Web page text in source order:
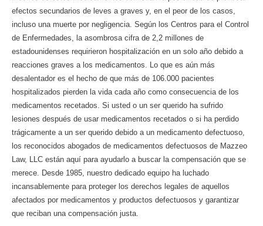
efectos secundarios de leves a graves y, en el peor de los casos,
incluso una muerte por negligencia. Según los Centros para el Control
de Enfermedades, la asombrosa cifra de 2,2 millones de
estadounidenses requirieron hospitalización en un solo año debido a
reacciones graves a los medicamentos. Lo que es aún más
desalentador es el hecho de que más de 106.000 pacientes
hospitalizados pierden la vida cada año como consecuencia de los
medicamentos recetados. Si usted o un ser querido ha sufrido
lesiones después de usar medicamentos recetados o si ha perdido
trágicamente a un ser querido debido a un medicamento defectuoso,
los reconocidos abogados de medicamentos defectuosos de Mazzeo
Law, LLC están aquí para ayudarlo a buscar la compensación que se
merece. Desde 1985, nuestro dedicado equipo ha luchado
incansablemente para proteger los derechos legales de aquellos
afectados por medicamentos y productos defectuosos y garantizar
que reciban una compensación justa.